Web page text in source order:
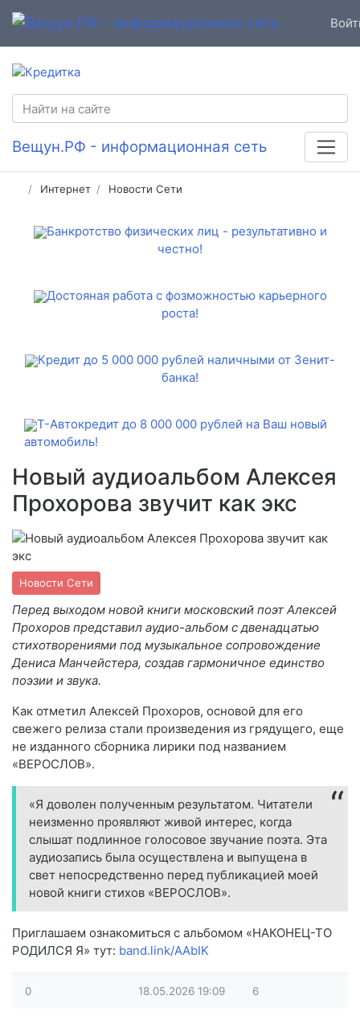
Вещун.РФ - информационная сеть
Интернет Новости Сети
Банкротство физических лиц - результативно и
честно!
Достояная работа с фозможностью карьерного
роста!
Кредит до 5 000 000 рублей наличными от Зенит-
банка!
Т-Автокредит до 8 000 000 рублей на Ваш новый
автомобиль!
Новый аудиоальбом Алексея
Прохорова звучит как экс
Новости Сети
Перед выходом новой книги московский поэт Алексей
Прохоров представил аудио-альбом с двенадцатью
стихотворениями под музыкальное сопровождение
Дениса Манчейстера, создав гармоничное единство
поэзии и звука.
Как отметил Алексей Прохоров, основой для его
свежего релиза стали произведения из грядущего, еще
не изданного сборника лирики под названием
«ВЕРОСЛОВ».
«Я доволен полученным результатом. Читатели
неизменно проявляют живой интерес, когда
слышат подлинное голосовое звучание поэта. Эта
аудиозапись была осуществлена и выпущена в
свет непосредственно перед публикацией моей
новой книги стихов «ВЕРОСЛОВ».
Приглашаем ознакомиться с альбомом «НАКОНЕЦ-ТО
РОДИЛСЯ Я» тут: band.link/AAbIK
0 18.05.2026 19:09 6